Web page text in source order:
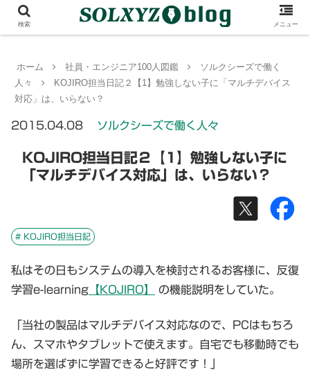
ホーム 社員・エンジニア100人図鑑
ソルクシーズで働く
人々
KOJIRO担当日記２【1】勉強しない子に「マルチデバイス
対応」は、いらない？
2015.04.08 ソルクシーズで働く人々
KOJIRO担当日記２【1】勉強しない子に
「マルチデバイス対応」は、いらない？
# KOJIRO担当日記
私はその日もシステムの導入を検討されるお客様に、反復
学習e-learning 【KOJIRO】 の機能説明をしていた。
「当社の製品はマルチデバイス対応なので、PCはもちろ
ん、スマホやタブレットで使えます。自宅でも移動時でも
場所を選ばずに学習できると好評です！」
検索 メニュー